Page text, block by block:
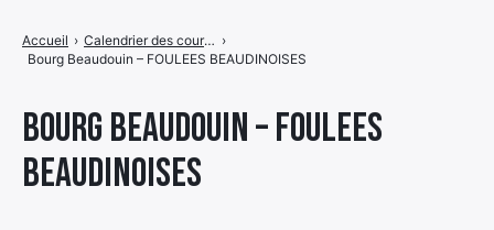
Bourg Beaudouin – FOULEES
BEAUDINOISES
Accueil › Calendrier des courses ›
Bourg Beaudouin – FOULEES BEAUDINOISES
de
menu
Élément
de
Élément
de